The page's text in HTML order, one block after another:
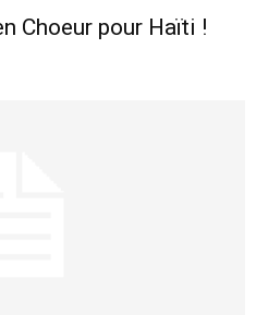
Choeur pour Haïti !